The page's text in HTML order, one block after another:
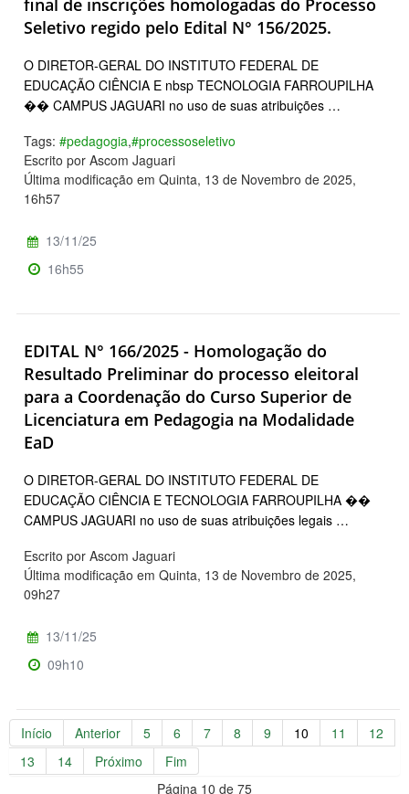
final de inscrições homologadas do Processo
Seletivo regido pelo Edital N° 156/2025.
O DIRETOR-GERAL DO INSTITUTO FEDERAL DE
EDUCAÇÃO CIÊNCIA E nbsp TECNOLOGIA FARROUPILHA
�� CAMPUS JAGUARI no uso de suas atribuições …
Tags: #pedagogia,#processoseletivo
Escrito por Ascom Jaguari
Última modificação em Quinta, 13 de Novembro de 2025,
16h57
13/11/25
16h55
EDITAL N° 166/2025 - Homologação do
Resultado Preliminar do processo eleitoral
para a Coordenação do Curso Superior de
Licenciatura em Pedagogia na Modalidade
EaD
O DIRETOR-GERAL DO INSTITUTO FEDERAL DE
EDUCAÇÃO CIÊNCIA E TECNOLOGIA FARROUPILHA ��
CAMPUS JAGUARI no uso de suas atribuições legais …
Escrito por Ascom Jaguari
Última modificação em Quinta, 13 de Novembro de 2025,
09h27
13/11/25
09h10
Início Anterior 5 6 7 8 9 10 11
12
13
14 Próximo
Fim
Página 10 de 75